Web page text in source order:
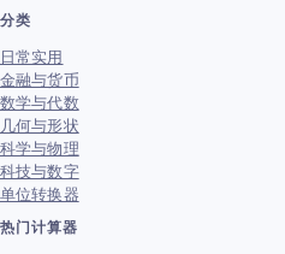
分类
日常实用
金融与货币
数学与代数
几何与形状
科学与物理
科技与数字
单位转换器
热门计算器